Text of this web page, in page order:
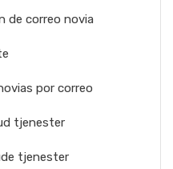
de correo novia
por correo
tjenester
tjenester